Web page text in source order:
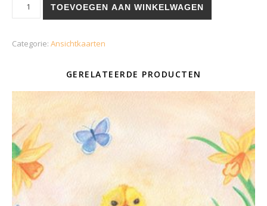
TOEVOEGEN AAN WINKELWAGEN
Categorie: Ansichtkaarten
GERELATEERDE PRODUCTEN